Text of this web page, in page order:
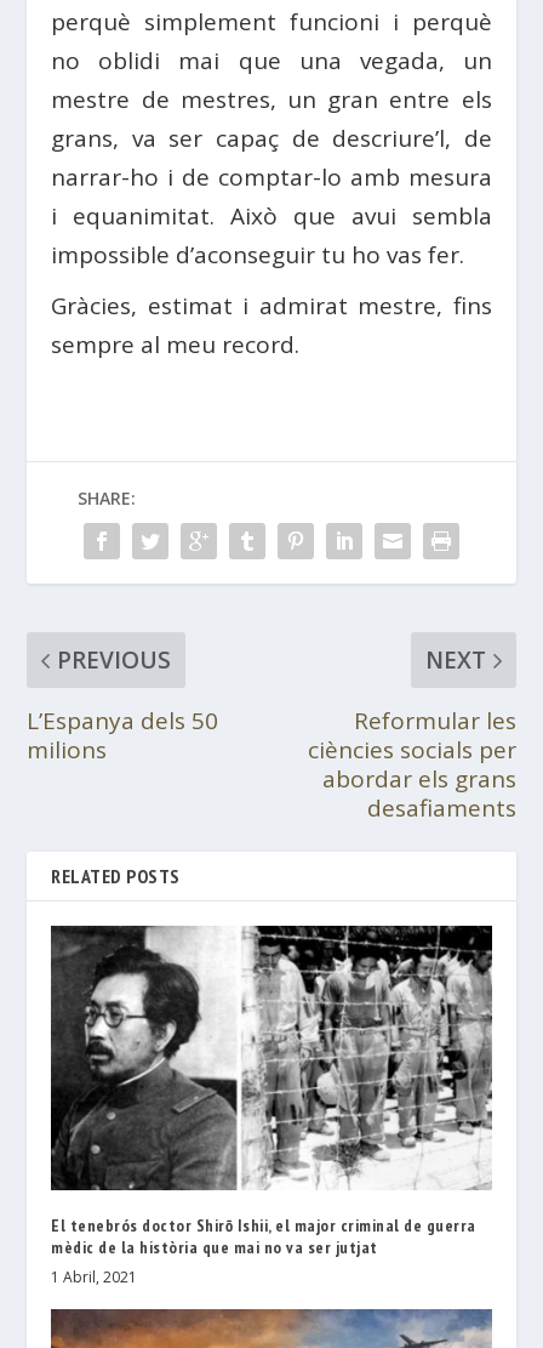
perquè simplement funcioni i perquè
no oblidi mai que una vegada, un
mestre de mestres, un gran entre els
grans, va ser capaç de descriure’l, de
narrar-ho i de comptar-lo amb mesura
i equanimitat. Això que avui sembla
impossible d’aconseguir tu ho vas fer.
Gràcies, estimat i admirat mestre, fins
sempre al meu record.
SHARE:
PREVIOUS
L’Espanya dels 50
milions
NEXT
Reformular les
ciències socials per
abordar els grans
desafiaments
RELATED POSTS
El tenebrós doctor Shirō Ishii, el major criminal de guerra
mèdic de la història que mai no va ser jutjat
1 Abril, 2021